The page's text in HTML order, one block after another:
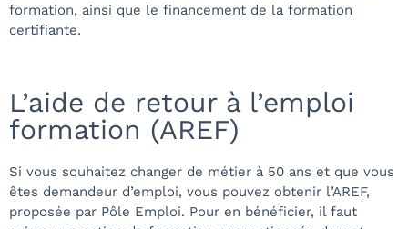
formation, ainsi que le financement de la formation
certifiante.
L’aide de retour à l’emploi
formation (AREF)
Si vous souhaitez changer de métier à 50 ans et que vous
êtes demandeur d’emploi, vous pouvez obtenir l’AREF,
proposée par Pôle Emploi. Pour en bénéficier, il faut